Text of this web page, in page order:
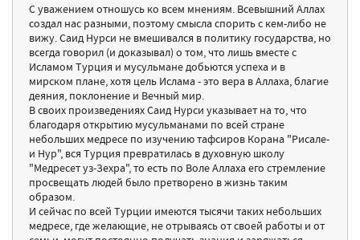
С уважением отношусь ко всем мнениям. Всевышний Аллах
создал нас разными, поэтому смысла спорить с кем-либо не
вижу. Саид Нурси не вмешивался в политику государства, но
всегда говорил (и доказывал) о том, что лишь вместе с
Исламом Турция и мусульмане добьются успеха и в
мирском плане, хотя цель Ислама - это вера в Аллаха, благие
деяния, поклонение и Вечный мир.
В своих произведениях Саид Нурси указывает на то, что
благодаря открытию мусульманами по всей стране
небольших медресе по изучению тафсиров Корана "Рисале-
и Нур", вся Турция превратилась в духовную школу
"Медресет уз-Зехра", то есть по Воле Аллаха его стремление
просвещать людей было претворено в жизнь таким
образом.
И сейчас по всей Турции имеются тысячи таких небольших
медресе, где желающие, не отрываясь от своей работы и от